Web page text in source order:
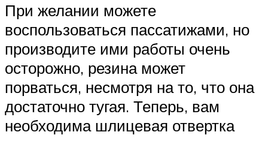
При желании можете
воспользоваться пассатижами, но
производите ими работы очень
осторожно, резина может
порваться, несмотря на то, что она
достаточно тугая. Теперь, вам
необходима шлицевая отвертка